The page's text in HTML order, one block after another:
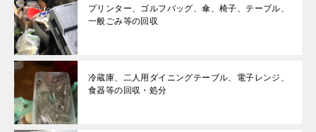
プリンター、ゴルフバッグ、傘、椅子、テーブル、
一般ごみ等の回収
冷蔵庫、二人用ダイニングテーブル、電子レンジ、
食器等の回収・処分